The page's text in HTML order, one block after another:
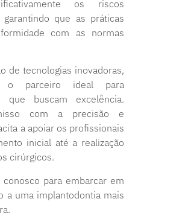
os riscos
garantindo que as práticas
com as normas
de tecnologias inovadoras,
parceiro ideal para
que buscam excelência.
com a precisão e
a apoiar os profissionais
inicial até a realização
cirúrgicos.
conosco para embarcar em
a uma implantodontia mais